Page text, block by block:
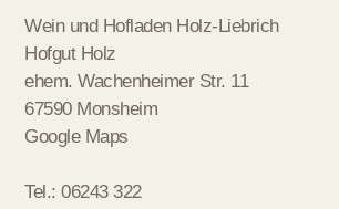
Wein und Hofladen Holz-Liebrich
Hofgut Holz
ehem. Wachenheimer Str. 11
67590 Monsheim
Google Maps
Tel.: 06243 322